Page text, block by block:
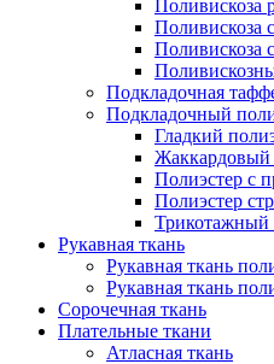
Поливискоза
Поливискоза
Поливискоза
Подкладочная
Подкладочный
Гладкий
Жаккардовый
Полиэстер с
Полиэстер
Трикотажный
Рукавная ткань
Рукавная ткань
Рукавная ткань
Сорочечная ткань
Плательные ткани
Атласная ткань